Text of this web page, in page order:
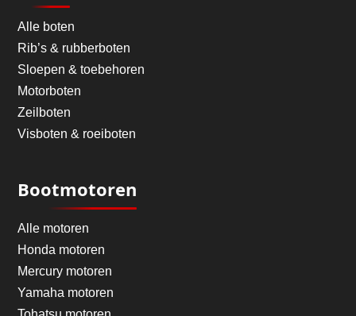
Alle boten
Rib’s & rubberboten
Sloepen & toebehoren
Motorboten
Zeilboten
Visboten & roeiboten
Bootmotoren
Alle motoren
Honda motoren
Mercury motoren
Yamaha motoren